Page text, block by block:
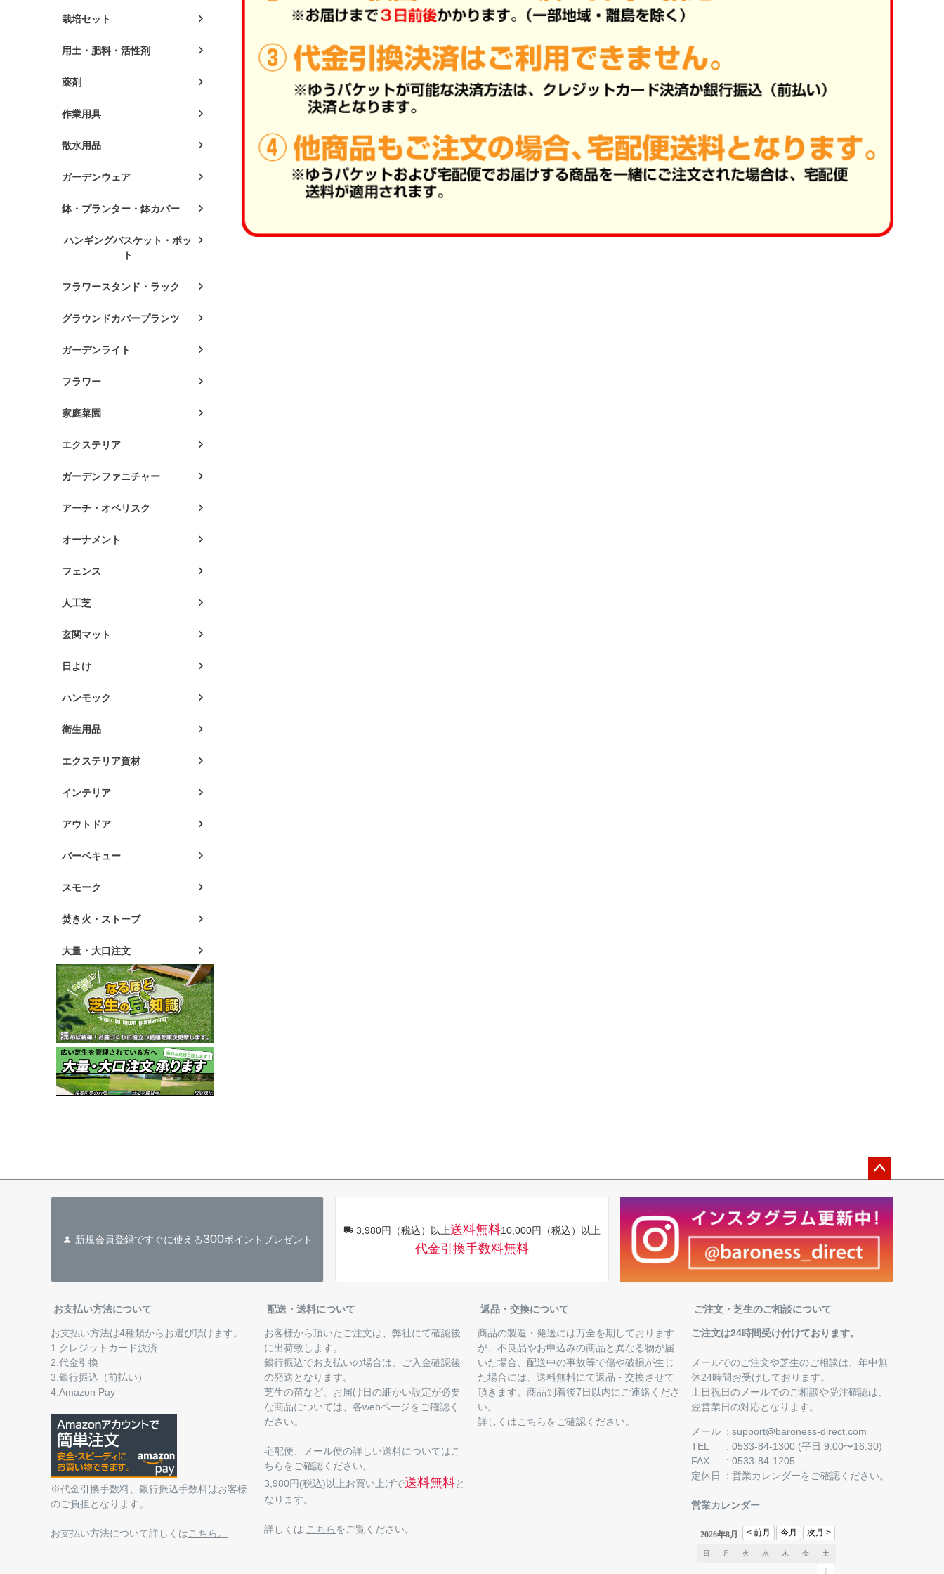
栽培セット
用土・肥料・活性剤
薬剤
作業用具
散水用品
ガーデンウェア
鉢・プランター・鉢カバー
ハンギングバスケット・ポッ
ト
フラワースタンド・ラック
グラウンドカバープランツ
ガーデンライト
フラワー
家庭菜園
エクステリア
ガーデンファニチャー
アーチ・オベリスク
オーナメント
フェンス
人工芝
玄関マット
日よけ
ハンモック
衛生用品
エクステリア資材
インテリア
アウトドア
バーベキュー
スモーク
焚き火・ストーブ
大量・大口注文
ップ
新規会員登録ですぐに使える300ポイントプレゼント
3,980円（税込）以上送料無料10,000円（税込）以上
代金引換手数料無料
お支払い方法について
お支払い方法は4種類からお選び頂けます。
1.クレジットカード決済
2.代金引換
3.銀行振込（前払い）
4.Amazon Pay
※代金引換手数料、銀行振込手数料はお客様
のご負担となります。
お支払い方法について詳しくは こちら。
配送・送料について
お客様から頂いたご注文は、弊社にて確認後
に出荷致します。
銀行振込でお支払いの場合は、ご入金確認後
の発送となります。
芝生の苗など、お届け日の細かい設定が必要
な商品については、各webページをご確認く
ださい。
宅配便、メール便の詳しい送料についてはこ
ちらをご確認ください。
3,980円(税込)以上お買い上げで送料無料と
なります。
詳しくは こちら をご覧ください。
返品・交換について
商品の製造・発送には万全を期しております
が、不良品やお申込みの商品と異なる物が届
いた場合、配送中の事故等で傷や破損が生じ
た場合には、送料無料にて返品・交換させて
頂きます。商品到着後7日以内にご連絡くださ
い。
詳しくは こちら をご確認ください。
ご注文・芝生のご相談について
ご注文は24時間受け付けております。
メールでのご注文や芝生のご相談は、年中無
休24時間お受けしております。
土日祝日のメールでのご相談や受注確認は、
翌営業日の対応となります。
メール
support@baroness-direct.com
TEL
0533-84-1300 (平日 9:00〜16:30)
FAX
0533-84-1205
定休日
営業カレンダーをご確認ください。
営業カレンダー